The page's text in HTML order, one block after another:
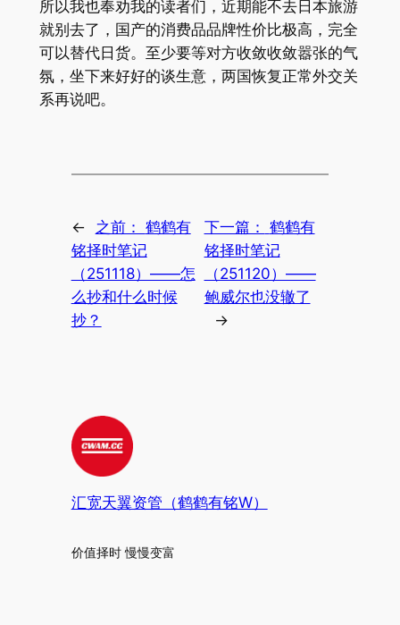
所以我也奉劝我的读者们，近期能不去日本旅游
就别去了，国产的消费品品牌性价比极高，完全
可以替代日货。至少要等对方收敛收敛嚣张的气
氛，坐下来好好的谈生意，两国恢复正常外交关
系再说吧。
← 之前： 鹤鹤有
铭择时笔记
（251118）——怎
么抄和什么时候
抄？
下一篇： 鹤鹤有
铭择时笔记
（251120）——
鲍威尔也没辙了
→
汇宽天翼资管（鹤鹤有铭W）
价值择时 慢慢变富